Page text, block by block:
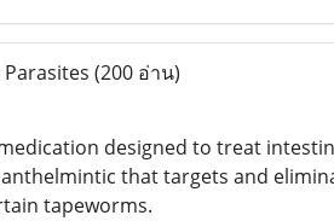
(200 อ่าน)
designed to treat
that targets and
tapeworms.